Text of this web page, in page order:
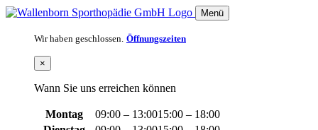
Menü
Wir haben geschlossen. Öffnungszeiten
×
Wann Sie uns erreichen können
Montag 09:00 – 13:0015:00 – 18:00